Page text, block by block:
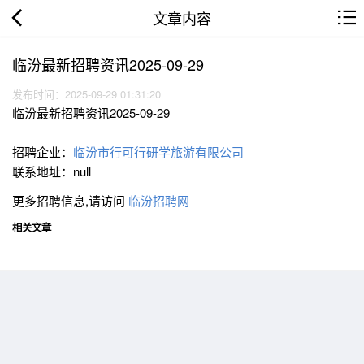
文章内容
临汾最新招聘资讯2025-09-29
发布时间：2025-09-29 01:31:20
临汾最新招聘资讯2025-09-29
招聘企业： 临汾市行可行研学旅游有限公司
联系地址：null
更多招聘信息,请访问 临汾招聘网
相关文章